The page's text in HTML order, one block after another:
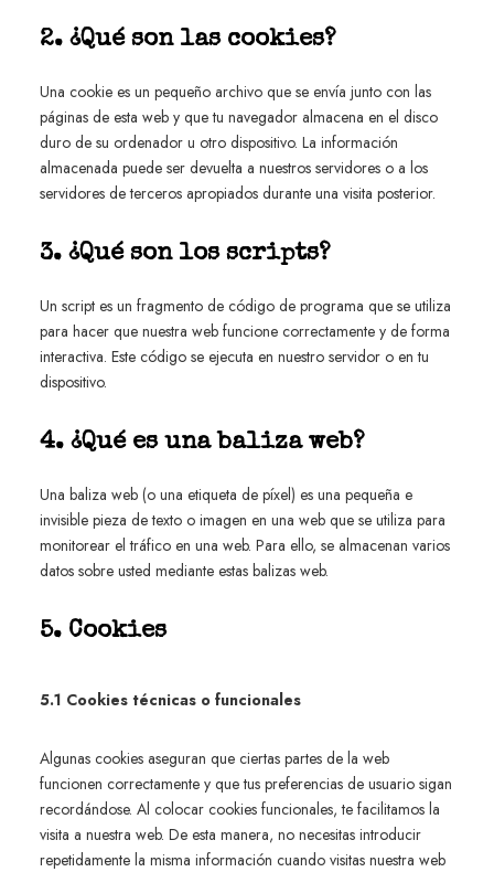
2. ¿Qué son las cookies?
Una cookie es un pequeño archivo que se envía junto con las
páginas de esta web y que tu navegador almacena en el disco
duro de su ordenador u otro dispositivo. La información
almacenada puede ser devuelta a nuestros servidores o a los
servidores de terceros apropiados durante una visita posterior.
3. ¿Qué son los scripts?
Un script es un fragmento de código de programa que se utiliza
para hacer que nuestra web funcione correctamente y de forma
interactiva. Este código se ejecuta en nuestro servidor o en tu
dispositivo.
4. ¿Qué es una baliza web?
Una baliza web (o una etiqueta de píxel) es una pequeña e
invisible pieza de texto o imagen en una web que se utiliza para
monitorear el tráfico en una web. Para ello, se almacenan varios
datos sobre usted mediante estas balizas web.
5. Cookies
5.1 Cookies técnicas o funcionales
Algunas cookies aseguran que ciertas partes de la web
funcionen correctamente y que tus preferencias de usuario sigan
recordándose. Al colocar cookies funcionales, te facilitamos la
visita a nuestra web. De esta manera, no necesitas introducir
repetidamente la misma información cuando visitas nuestra web